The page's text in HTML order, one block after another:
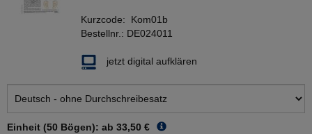
Kurzcode: Kom01b
Bestellnr.: DE024011
jetzt digital aufklären
Einheit (50 Bögen): ab 33,50 €